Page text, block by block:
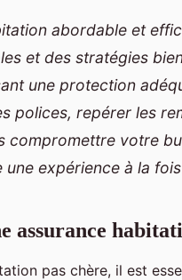
abordable et
et des stratégies
une protection
polices, repérer les
compromettre votre
expérience à la
assurance
pas chère, il est